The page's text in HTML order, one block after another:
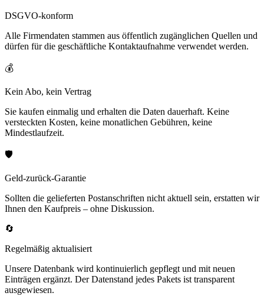
DSGVO-konform
Alle Firmendaten stammen aus öffentlich zugänglichen Quellen und
dürfen für die geschäftliche Kontaktaufnahme verwendet werden.
💰
Kein Abo, kein Vertrag
Sie kaufen einmalig und erhalten die Daten dauerhaft. Keine
versteckten Kosten, keine monatlichen Gebühren, keine
Mindestlaufzeit.
🛡️
Geld-zurück-Garantie
Sollten die gelieferten Postanschriften nicht aktuell sein, erstatten wir
Ihnen den Kaufpreis – ohne Diskussion.
🔄
Regelmäßig aktualisiert
Unsere Datenbank wird kontinuierlich gepflegt und mit neuen
Einträgen ergänzt. Der Datenstand jedes Pakets ist transparent
ausgewiesen.